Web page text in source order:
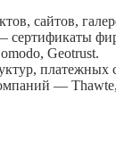
сайтов,
сертификаты
Geotrust.
платежных
— Thawte,